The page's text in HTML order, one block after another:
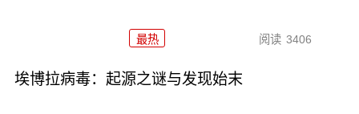
最热 阅读 3406
埃博拉病毒：起源之谜与发现始末